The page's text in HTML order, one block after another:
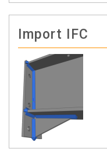
Import IFC